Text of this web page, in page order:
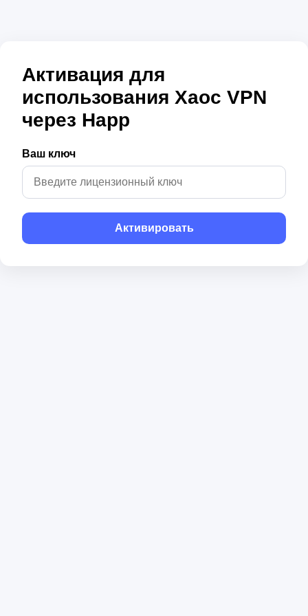
Активация для
использования Хаос VPN
через Happ
Ваш ключ
Активировать